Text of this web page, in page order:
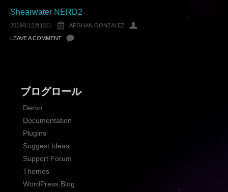
Shearwater NERD2
2019年12月13日 AFGHAN GONZALEZ
LEAVE A COMMENT
ブログロール
Demo
Documentation
Plugins
Suggest Ideas
Support Forum
Themes
WordPress Blog